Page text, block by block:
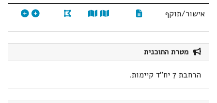
אישור/תוקף
מטרת התוכנית
הרחבת 7 יח"ד קיימות.